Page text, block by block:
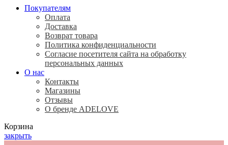
Покупателям
Оплата
Доставка
Возврат товара
Политика конфиденциальности
Согласие посетителя сайта на обработку
персональных данных
О нас
Контакты
Магазины
Отзывы
О бренде ADELOVE
Корзина
закрыть